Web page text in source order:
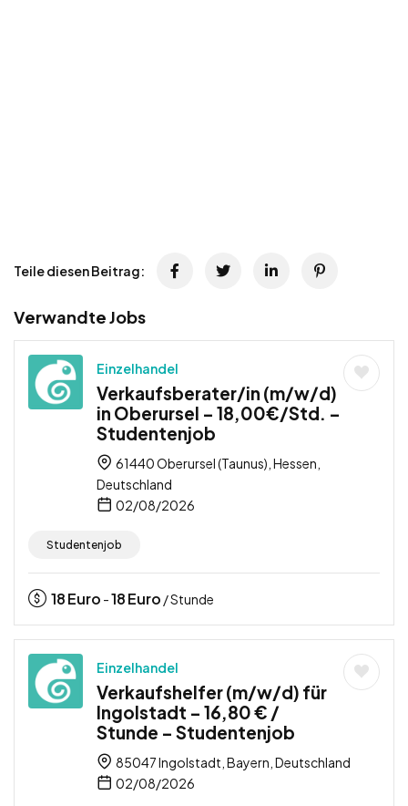
Teile diesen Beitrag:
Verwandte Jobs
Einzelhandel
Verkaufsberater/in (m/w/d)
in Oberursel – 18,00€/Std. –
Studentenjob
61440 Oberursel (Taunus), Hessen,
Deutschland
02/08/2026
Studentenjob
18Euro -18Euro / Stunde
Einzelhandel
Verkaufshelfer (m/w/d) für
Ingolstadt – 16,80 € /
Stunde – Studentenjob
85047 Ingolstadt, Bayern, Deutschland
02/08/2026